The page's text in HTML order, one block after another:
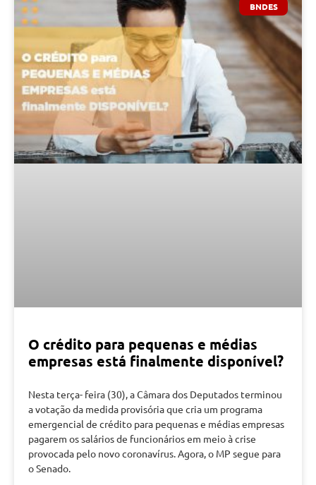
BNDES
O crédito para pequenas e médias
empresas está finalmente disponível?
Nesta terça- feira (30), a Câmara dos Deputados terminou
a votação da medida provisória que cria um programa
emergencial de crédito para pequenas e médias empresas
pagarem os salários de funcionários em meio à crise
provocada pelo novo coronavírus. Agora, o MP segue para
o Senado.